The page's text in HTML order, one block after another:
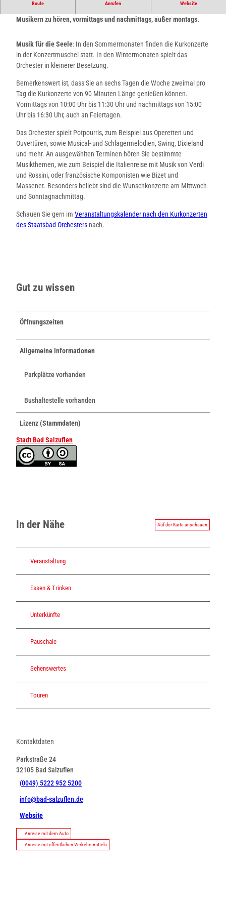
Route Anrufen Website
Musikern zu hören, vormittags und nachmittags, außer montags.
Musik für die Seele: In den Sommermonaten finden die Kurkonzerte
in der Konzertmuschel statt. In den Wintermonaten spielt das
Orchester in kleinerer Besetzung.
Bemerkenswert ist, dass Sie an sechs Tagen die Woche zweimal pro
Tag die Kurkonzerte von 90 Minuten Länge genießen können.
Vormittags von 10:00 Uhr bis 11:30 Uhr und nachmittags von 15:00
Uhr bis 16:30 Uhr, auch an Feiertagen.
Das Orchester spielt Potpourris, zum Beispiel aus Operetten und
Ouvertüren, sowie Musical- und Schlagermelodien, Swing, Dixieland
und mehr. An ausgewählten Terminen hören Sie bestimmte
Musikthemen, wie zum Beispiel die Italienreise mit Musik von Verdi
und Rossini, oder französische Komponisten wie Bizet und
Massenet. Besonders beliebt sind die Wunschkonzerte am Mittwoch-
und Sonntagnachmittag.
Schauen Sie gern im Veranstaltungskalender nach den Kurkonzerten
des Staatsbad Orchesters nach.
Gut zu wissen
Öffnungszeiten
Allgemeine Informationen
Parkplätze vorhanden
Bushaltestelle vorhanden
Lizenz (Stammdaten)
Stadt Bad Salzuflen
In der Nähe Auf der Karte anschauen
Veranstaltung
Essen & Trinken
Unterkünfte
Pauschale
Sehenswertes
Touren
Kontaktdaten
Parkstraße 24
32105 Bad Salzuflen
(0049) 5222 952 5200
info@bad-salzuflen.de
Website
Anreise mit dem Auto
Anreise mit öffentlichen Verkehrsmitteln